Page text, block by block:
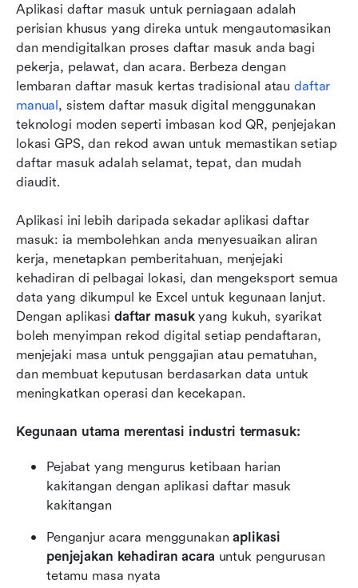
Aplikasi daftar masuk untuk perniagaan adalah
perisian khusus yang direka untuk mengautomasikan
dan mendigitalkan proses daftar masuk anda bagi
pekerja, pelawat, dan acara. Berbeza dengan
lembaran daftar masuk kertas tradisional atau daftar
manual, sistem daftar masuk digital menggunakan
teknologi moden seperti imbasan kod QR, penjejakan
lokasi GPS, dan rekod awan untuk memastikan setiap
daftar masuk adalah selamat, tepat, dan mudah
diaudit.
Aplikasi ini lebih daripada sekadar aplikasi daftar
masuk: ia membolehkan anda menyesuaikan aliran
kerja, menetapkan pemberitahuan, menjejaki
kehadiran di pelbagai lokasi, dan mengeksport semua
data yang dikumpul ke Excel untuk kegunaan lanjut.
Dengan aplikasi daftar masuk yang kukuh, syarikat
boleh menyimpan rekod digital setiap pendaftaran,
menjejaki masa untuk penggajian atau pematuhan,
dan membuat keputusan berdasarkan data untuk
meningkatkan operasi dan kecekapan.
Kegunaan utama merentasi industri termasuk:
Pejabat yang mengurus ketibaan harian
kakitangan dengan aplikasi daftar masuk
kakitangan
Penganjur acara menggunakan aplikasi
penjejakan kehadiran acara untuk pengurusan
tetamu masa nyata